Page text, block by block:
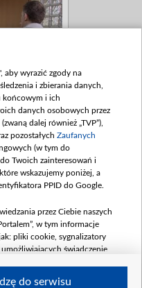
aby wyrazić zgody na
i zbierania danych,
końcowym i ich
danych osobowych przez
dalej również „TVP”),
pozostałych Zaufanych
(w tym do
Twoich zainteresowań i
wskazujemy poniżej, a
PPID do Google.
przez Ciebie naszych
w tym informacje
pliki cookie, sygnalizatory
świadczenie
do serwisu